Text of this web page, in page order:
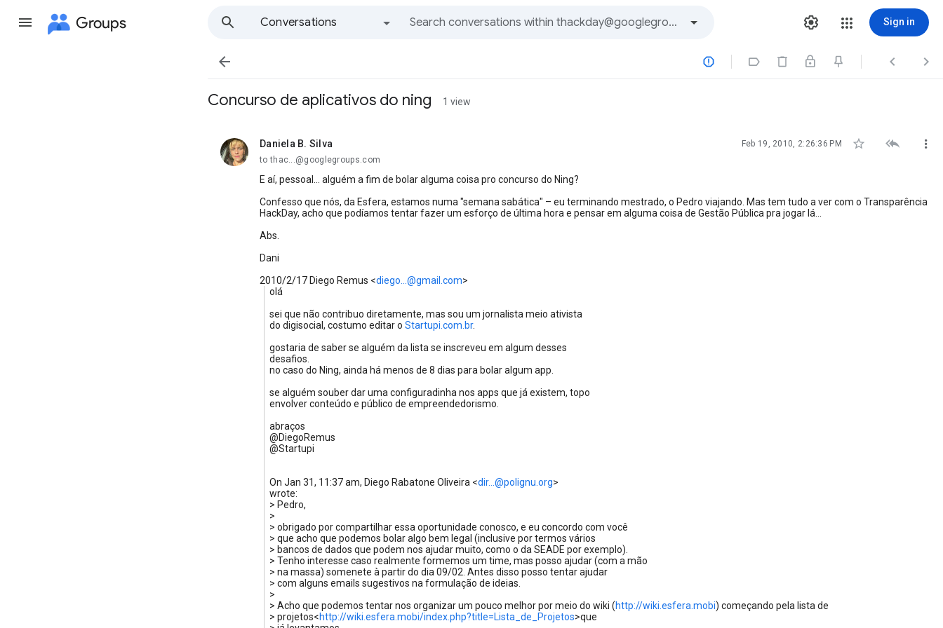
Groups
Conversations
Sign in
    
Concurso de aplicativos do ning 1 view
Daniela B. Silva
unread, Feb 19, 2010, 2:26:36 PM   
to thac...@googlegroups.com
E aí, pessoal... alguém a fim de bolar alguma coisa pro concurso do Ning?
Confesso que nós, da Esfera, estamos numa "semana sabática" – eu terminando mestrado, o Pedro viajando. Mas tem tudo a ver com o Transparência
HackDay, acho que podíamos tentar fazer um esforço de última hora e pensar em alguma coisa de Gestão Pública pra jogar lá...
Abs.
Dani
2010/2/17 Diego Remus <diego...@gmail.com>
olá
sei que não contribuo diretamente, mas sou um jornalista meio ativista
do digisocial, costumo editar oStartupi.com.br.
gostaria de saber se alguém da lista se inscreveu em algum desses
desafios.
no caso do Ning, ainda há menos de 8 dias para bolar algum app.
se alguém souber dar uma configuradinha nos apps que já existem, topo
envolver conteúdo e público de empreendedorismo.
abraços
@DiegoRemus
@Startupi
On Jan 31, 11:37 am, Diego Rabatone Oliveira <dir...@polignu.org>
wrote:
> Pedro,
>
> obrigado por compartilhar essa oportunidade conosco, e eu concordo com você
> que acho que podemos bolar algo bem legal (inclusive por termos vários
> bancos de dados que podem nos ajudar muito, como o da SEADE por exemplo).
> Tenho interesse caso realmente formemos um time, mas posso ajudar (com a mão
> na massa) somenete à partir do dia 09/02. Antes disso posso tentar ajudar
> com alguns emails sugestivos na formulação de ideias.
>
> Acho que podemos tentar nos organizar um pouco melhor por meio do wiki (http://wiki.esfera.mobi) começando pela lista de
> projetos<http://wiki.esfera.mobi/index.php?title=Lista_de_Projetos>que